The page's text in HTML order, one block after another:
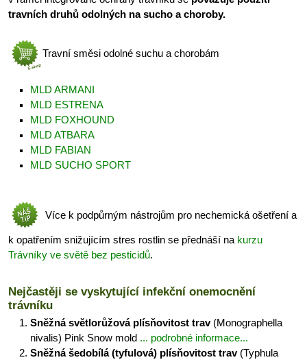
travních druhů odolných na sucho a choroby.
Travní směsi odolné suchu a chorobám
MLD ARMANI
MLD ESTRENA
MLD FOXHOUND
MLD ATBARA
MLD FABIAN
MLD SUCHO SPORT
Více k podpůrným nástrojům pro nechemická ošetření a
k opatřením snižujícím stres rostlin se přednáší na kurzu
Trávníky ve světě bez pesticidů.
Nejčastěji se vyskytující infekční onemocnění
trávníku
Sněžná světlorůžová plísňovitost trav(Monographella
nivalis) Pink Snow mold ... podrobné informace...
Sněžná šedobílá (tyfulová) plísňovitost trav(Typhula